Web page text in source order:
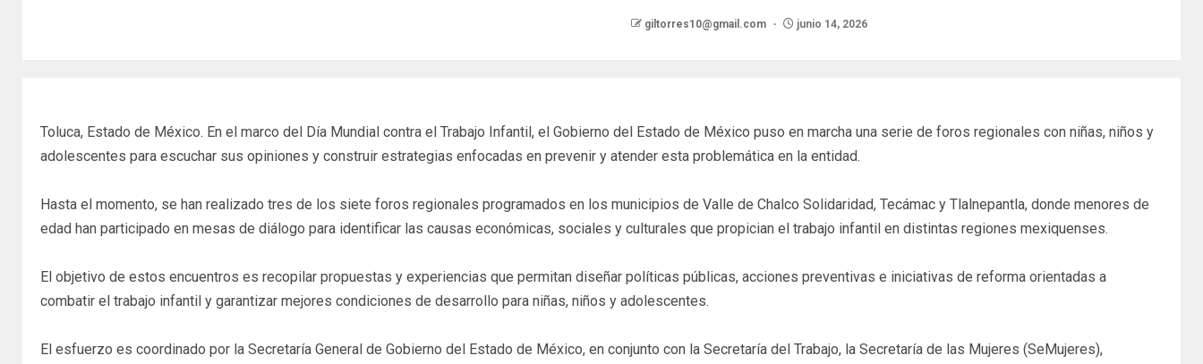
giltorres10@gmail.com junio 14, 2026
Toluca, Estado de México. En el marco del Día Mundial contra el Trabajo Infantil, el Gobierno del Estado de México puso en marcha una serie de foros regionales con niñas, niños y
adolescentes para escuchar sus opiniones y construir estrategias enfocadas en prevenir y atender esta problemática en la entidad.
Hasta el momento, se han realizado tres de los siete foros regionales programados en los municipios de Valle de Chalco Solidaridad, Tecámac y Tlalnepantla, donde menores de
edad han participado en mesas de diálogo para identificar las causas económicas, sociales y culturales que propician el trabajo infantil en distintas regiones mexiquenses.
El objetivo de estos encuentros es recopilar propuestas y experiencias que permitan diseñar políticas públicas, acciones preventivas e iniciativas de reforma orientadas a
combatir el trabajo infantil y garantizar mejores condiciones de desarrollo para niñas, niños y adolescentes.
El esfuerzo es coordinado por la Secretaría General de Gobierno del Estado de México, en conjunto con la Secretaría del Trabajo, la Secretaría de las Mujeres (SeMujeres),